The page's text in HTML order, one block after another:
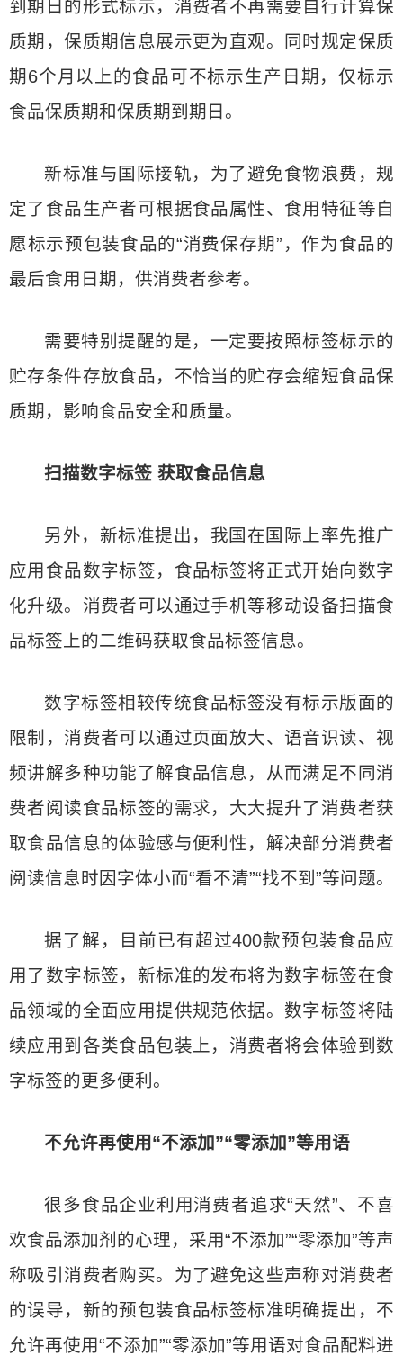
到期日的形式标示，消费者不再需要自行计算保
质期，保质期信息展示更为直观。同时规定保质
期6个月以上的食品可不标示生产日期，仅标示
食品保质期和保质期到期日。
新标准与国际接轨，为了避免食物浪费，规
定了食品生产者可根据食品属性、食用特征等自
愿标示预包装食品的“消费保存期”，作为食品的
最后食用日期，供消费者参考。
需要特别提醒的是，一定要按照标签标示的
贮存条件存放食品，不恰当的贮存会缩短食品保
质期，影响食品安全和质量。
扫描数字标签 获取食品信息
另外，新标准提出，我国在国际上率先推广
应用食品数字标签，食品标签将正式开始向数字
化升级。消费者可以通过手机等移动设备扫描食
品标签上的二维码获取食品标签信息。
数字标签相较传统食品标签没有标示版面的
限制，消费者可以通过页面放大、语音识读、视
频讲解多种功能了解食品信息，从而满足不同消
费者阅读食品标签的需求，大大提升了消费者获
取食品信息的体验感与便利性，解决部分消费者
阅读信息时因字体小而“看不清”“找不到”等问题。
据了解，目前已有超过400款预包装食品应
用了数字标签，新标准的发布将为数字标签在食
品领域的全面应用提供规范依据。数字标签将陆
续应用到各类食品包装上，消费者将会体验到数
字标签的更多便利。
不允许再使用“不添加”“零添加”等用语
很多食品企业利用消费者追求“天然”、不喜
欢食品添加剂的心理，采用“不添加”“零添加”等声
称吸引消费者购买。为了避免这些声称对消费者
的误导，新的预包装食品标签标准明确提出，不
允许再使用“不添加”“零添加”等用语对食品配料进